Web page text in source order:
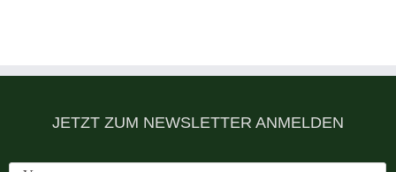
JETZT ZUM NEWSLETTER ANMELDEN